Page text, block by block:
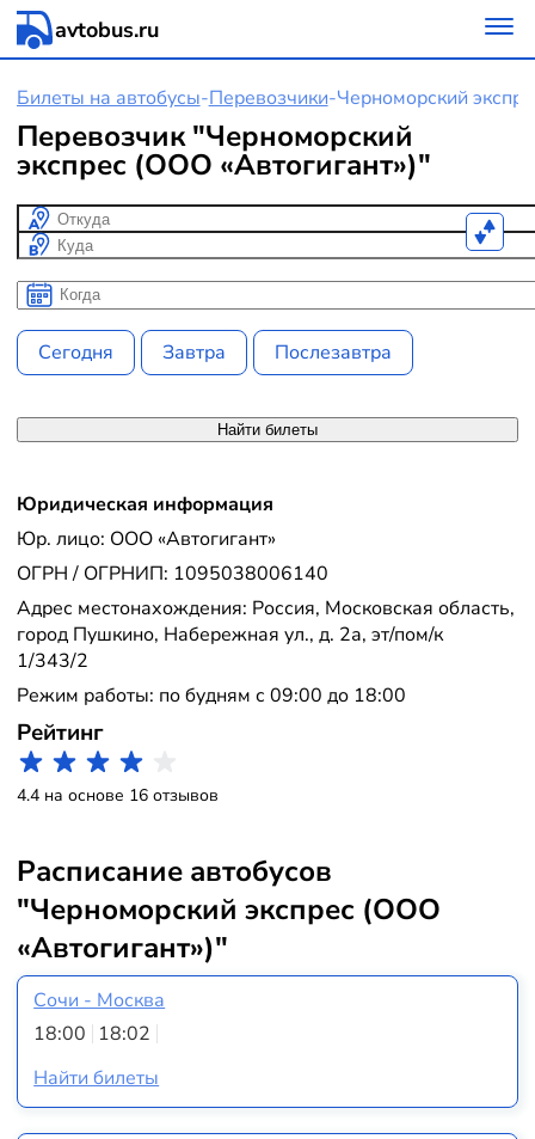
avtobus.ru
Билеты на автобусы-Перевозчики-Черноморский
Перевозчик "Черноморский
экспрес (ООО «Автогигант»)"
Откуда
Куда
Когда
Когда
Сегодня Завтра Послезавтра
Найти билеты
Юридическая информация
Юр. лицо: ООО «Автогигант»
ОГРН / ОГРНИП: 1095038006140
Адрес местонахождения: Россия, Московская область,
город Пушкино, Набережная ул., д. 2а, эт/пом/к
1/343/2
Режим работы: по будням с 09:00 до 18:00
Рейтинг
4.4 на основе 16 отзывов
Расписание автобусов
"Черноморский экспрес (ООО
«Автогигант»)"
Сочи - Москва
18:00 18:02
Найти билеты